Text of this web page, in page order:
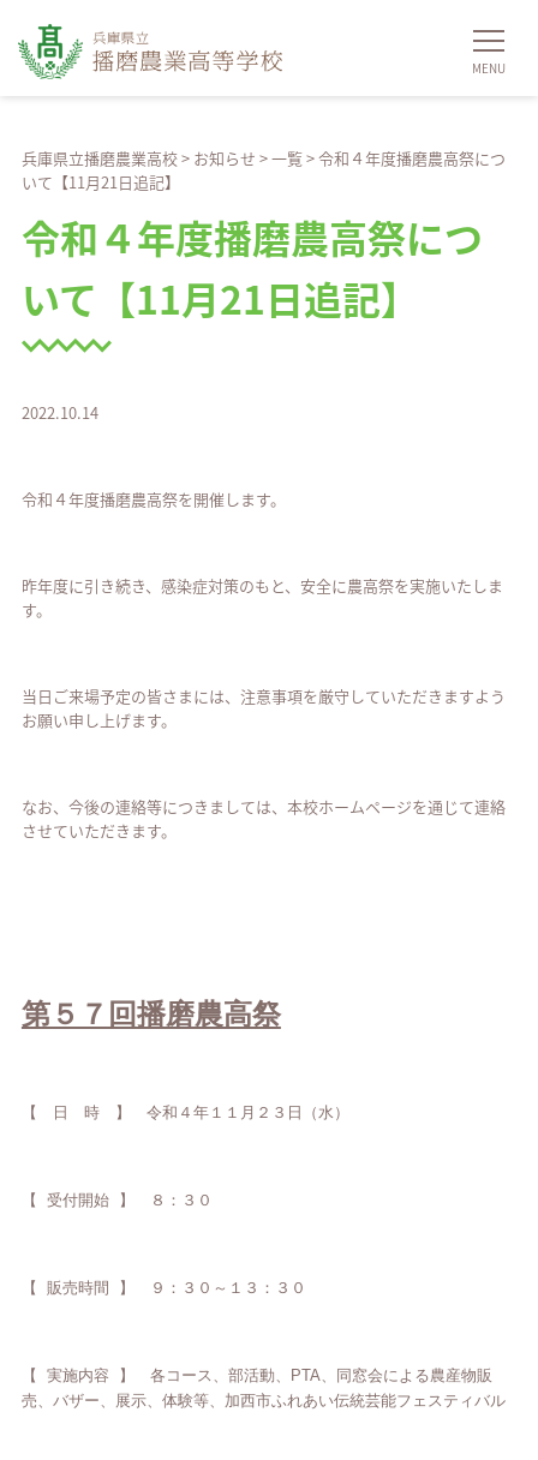
兵庫県立播磨農業高校> お知らせ >一覧>令和４年度播磨農高祭につ
いて【11月21日追記】
令和４年度播磨農高祭につ
いて【11月21日追記】
2022.10.14
令和４年度播磨農高祭を開催します。
昨年度に引き続き、感染症対策のもと、安全に農高祭を実施いたしま
す。
当日ご来場予定の皆さまには、注意事項を厳守していただきますよう
お願い申し上げます。
なお、今後の連絡等につきましては、本校ホームページを通じて連絡
させていただきます。
第５７回播磨農高祭
【 日 時 】 令和４年１１月２３日（水）
【 受付開始 】 ８：３０
【 販売時間 】 ９：３０～１３：３０
【 実施内容 】 各コース、部活動、PTA、同窓会による農産物販
売、バザー、展示、体験等、 加西市ふれあい伝統芸能フェスティバル